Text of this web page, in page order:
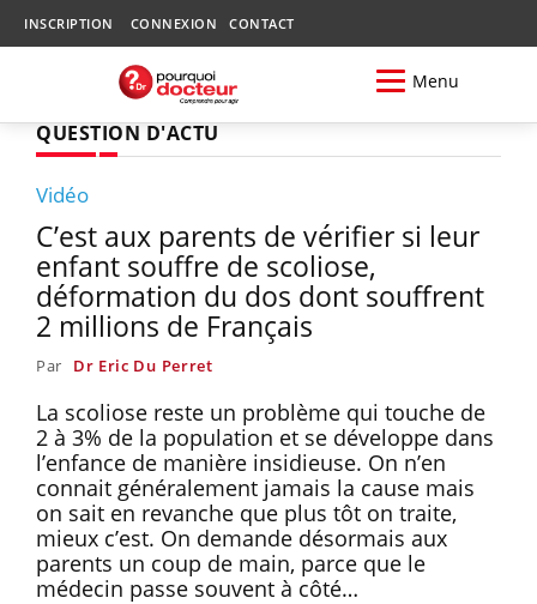
INSCRIPTION CONNEXION CONTACT
Menu
QUESTION D'ACTU
Vidéo
C’est aux parents de vérifier si leur
enfant souffre de scoliose,
déformation du dos dont souffrent
2 millions de Français
Par Dr Eric Du Perret
La scoliose reste un problème qui touche de
2 à 3% de la population et se développe dans
l’enfance de manière insidieuse. On n’en
connait généralement jamais la cause mais
on sait en revanche que plus tôt on traite,
mieux c’est. On demande désormais aux
parents un coup de main, parce que le
médecin passe souvent à côté…